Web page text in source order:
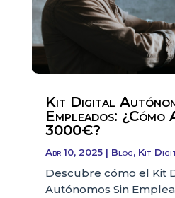
Kit Digital
Empleados: ¿Cómo
3000€?
Abr 10, 2025| Blog, Kit
Descubre cómo el Kit
Autónomos Sin